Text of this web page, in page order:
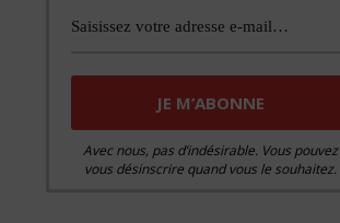
Avec nous, pas d’indésirable. Vous pouvez
vous désinscrire quand vous le souhaitez.